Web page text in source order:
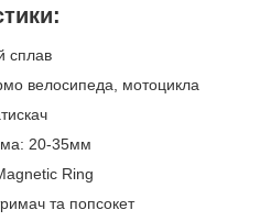
сплав
велосипеда, мотоцикла
20-35мм
Ring
та попсокет